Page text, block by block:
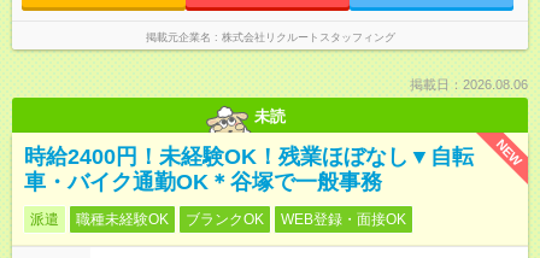
掲載元企業名 株式会社リクルートスタッフィング
掲載日：2026.08.06
未読
NEW
時給2400円！未経験OK！残業ほぼなし▼自転
車・バイク通勤OK＊谷塚で一般事務
派遣 職種未経験OK ブランクOK WEB登録・面接OK